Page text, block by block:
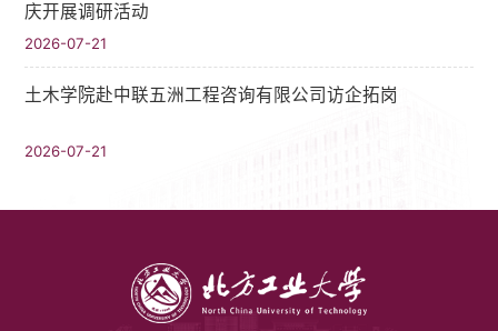
庆开展调研活动
2026-07-21
土木学院赴中联五洲工程咨询有限公司访企拓岗
2026-07-21